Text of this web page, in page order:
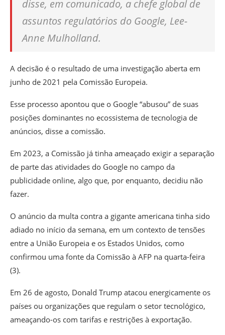
disse, em comunicado, a chefe global de
assuntos regulatórios do Google, Lee-
Anne Mulholland.
A decisão é o resultado de uma investigação aberta em
junho de 2021 pela Comissão Europeia.
Esse processo apontou que o Google “abusou” de suas
posições dominantes no ecossistema de tecnologia de
anúncios, disse a comissão.
Em 2023, a Comissão já tinha ameaçado exigir a separação
de parte das atividades do Google no campo da
publicidade online, algo que, por enquanto, decidiu não
fazer.
O anúncio da multa contra a gigante americana tinha sido
adiado no início da semana, em um contexto de tensões
entre a União Europeia e os Estados Unidos, como
confirmou uma fonte da Comissão à AFP na quarta-feira
(3).
Em 26 de agosto, Donald Trump atacou energicamente os
países ou organizações que regulam o setor tecnológico,
ameaçando-os com tarifas e restrições à exportação.